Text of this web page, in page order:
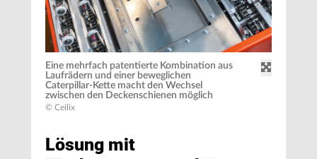
Eine mehrfach patentierte Kombination aus
Laufrädern und einer beweglichen
Caterpillar-Kette macht den Wechsel
zwischen den Deckenschienen möglich
© Ceilix
Lösung mit